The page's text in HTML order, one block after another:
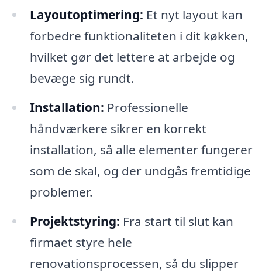
Layoutoptimering: Et nyt layout kan
forbedre funktionaliteten i dit køkken,
hvilket gør det lettere at arbejde og
bevæge sig rundt.
Installation: Professionelle
håndværkere sikrer en korrekt
installation, så alle elementer fungerer
som de skal, og der undgås fremtidige
problemer.
Projektstyring: Fra start til slut kan
firmaet styre hele
renovationsprocessen, så du slipper